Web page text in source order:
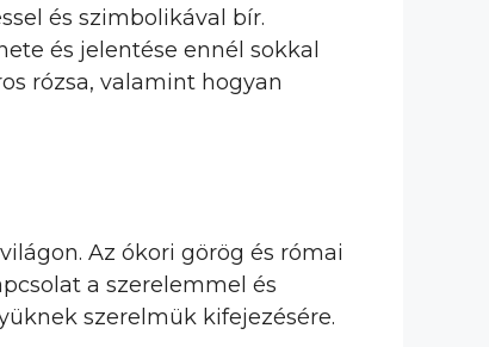
és szimbolikával bír.
és jelentése ennél sokkal
rózsa, valamint hogyan
Az ókori görög és római
a szerelemmel és
szerelmük kifejezésére.